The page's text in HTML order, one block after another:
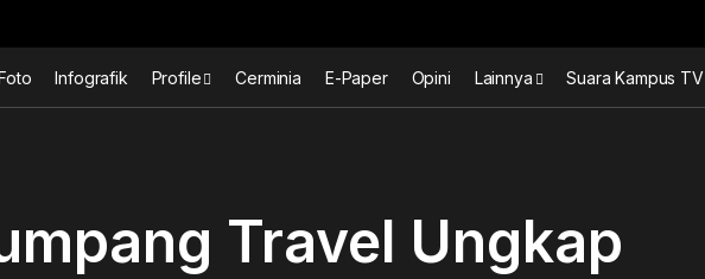
Infografik Profile Cerminia E-Paper Opini Lainnya Suara Kampus TV
Travel Ungkap